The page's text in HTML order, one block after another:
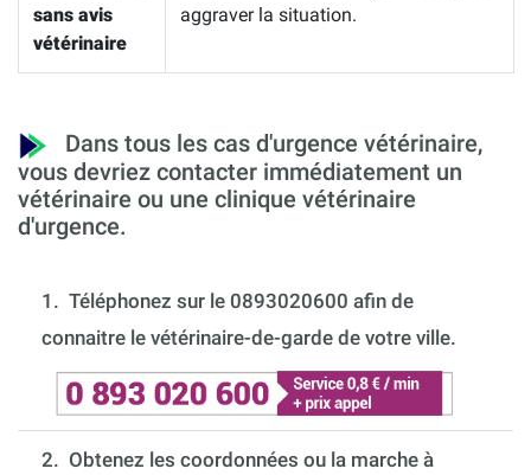
sans avis
vétérinaire
aggraver la situation.
Dans tous les cas d'urgence vétérinaire,
vous devriez contacter immédiatement un
vétérinaire ou une clinique vétérinaire
d'urgence.
1. Téléphonez sur le 0893020600 afin de
connaitre le vétérinaire-de-garde de votre ville.
2. Obtenez les coordonnées ou la marche à